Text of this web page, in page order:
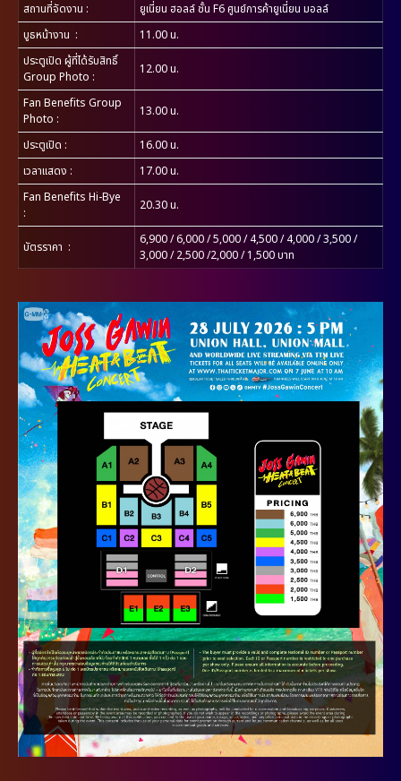
สถานที่จัดงาน :
ยูเนี่ยน ฮอลล์ ชั้น F6 ศูนย์การค้ายูเนี่ยน มอลล์
บูธหน้างาน :
11.00 น.
ประตูเปิด ผู้ที่ได้รับสิทธิ์
Group Photo : 12.00 น.
Fan Benefits Group
Photo : 13.00 น.
ประตูเปิด :
16.00 น.
เวลาแสดง :
17.00 น.
Fan Benefits Hi-Bye
:
20.30 น.
บัตรราคา :
6,900 / 6,000 / 5,000 / 4,500 / 4,000 / 3,500 /
3,000 / 2,500 /2,000 / 1,500 บาท